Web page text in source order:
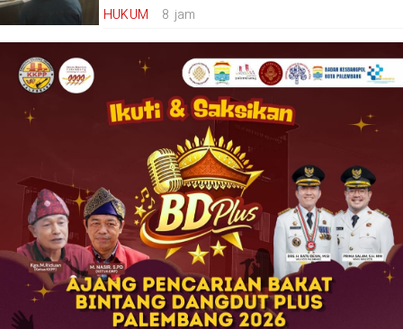
HUKUM 8 jam